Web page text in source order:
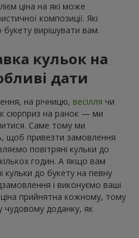
ціна на які може
композиції. Які
букету вирішувати вам.
кульок на
дати
на річницю, весілля чи
сюрприз на ранок — ми
Саме тому ми
щоб привезти замовлення
повітряні кульки до
годин. А якщо вам
кульки до букету на певну
і виконуємо ваші
прийнятна кожному, тому
чудовому доданку, як